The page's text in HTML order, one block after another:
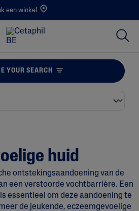
een winkel
YOUR SEARCH
huid
ontstekingsaandoening van de
een verstoorde vochtbarrière. Een
essentieel om deze aandoening te
de jeukende, eczeemgevoelige